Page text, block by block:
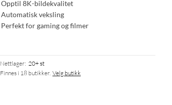
Opptil 8K-bildekvalitet
Automatisk veksling
Perfekt for gaming og filmer
Nettlager: 20+ st
Finnes i 18 butikker. Velg butikk